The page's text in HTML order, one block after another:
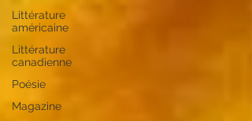
Littérature
américaine
Littérature
canadienne
Poésie
Magazine